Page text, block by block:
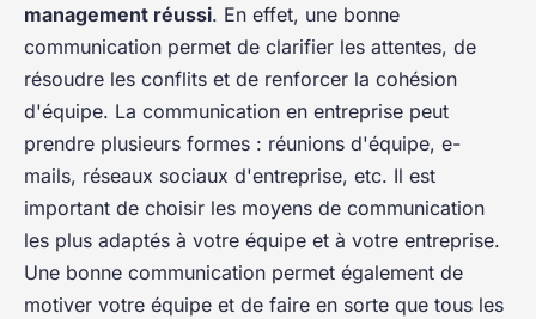
management réussi. En effet, une bonne
communication permet de clarifier les attentes, de
résoudre les conflits et de renforcer la cohésion
d'équipe. La communication en entreprise peut
prendre plusieurs formes : réunions d'équipe, e-
mails, réseaux sociaux d'entreprise, etc. Il est
important de choisir les moyens de communication
les plus adaptés à votre équipe et à votre entreprise.
Une bonne communication permet également de
motiver votre équipe et de faire en sorte que tous les